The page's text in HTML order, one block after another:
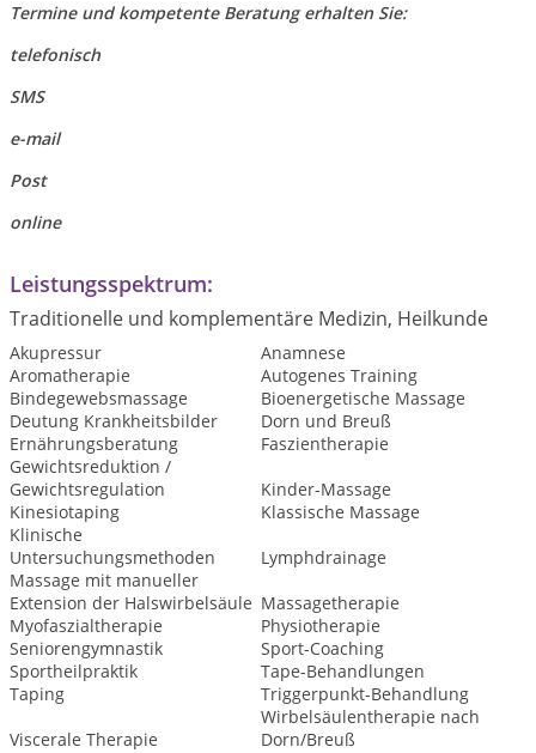
Termine und kompetente Beratung erhalten Sie:
telefonisch
SMS
e-mail
Post
online
Leistungsspektrum:
Traditionelle und komplementäre Medizin, Heilkunde
Akupressur
Anamnese
Aromatherapie
Autogenes Training
Bindegewebsmassage
Bioenergetische Massage
Deutung Krankheitsbilder
Dorn und Breuß
Ernährungsberatung
Faszientherapie
Gewichtsreduktion /
Gewichtsregulation
Kinder-Massage
Kinesiotaping
Klassische Massage
Klinische
Untersuchungsmethoden
Lymphdrainage
Massage mit manueller
Extension der Halswirbelsäule Massagetherapie
Myofaszialtherapie
Physiotherapie
Seniorengymnastik
Sport-Coaching
Sportheilpraktik
Tape-Behandlungen
Taping
Triggerpunkt-Behandlung
Viscerale Therapie
Wirbelsäulentherapie nach
Dorn/Breuß